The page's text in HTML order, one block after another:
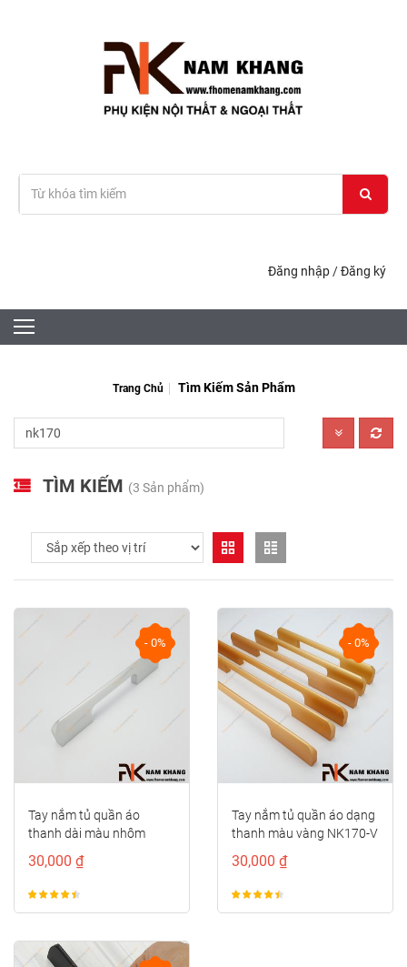
Đăng nhập /Đăng ký
Trang Chủ Tìm Kiếm Sản Phẩm
TÌM KIẾM (3 Sản phẩm)
- 0%
Tay nắm tủ quần áo
thanh dài màu nhôm
30,000 ₫
- 0%
Tay nắm tủ quần áo dạng
thanh màu vàng NK170-V
30,000 ₫